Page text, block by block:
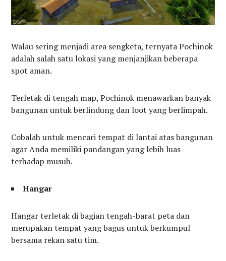
Walau sering menjadi area sengketa, ternyata Pochinok
adalah salah satu lokasi yang menjanjikan beberapa
spot aman.
Terletak di tengah map, Pochinok menawarkan banyak
bangunan untuk berlindung dan loot yang berlimpah.
Cobalah untuk mencari tempat di lantai atas bangunan
agar Anda memiliki pandangan yang lebih luas
terhadap musuh.
Hangar
Hangar terletak di bagian tengah-barat peta dan
merupakan tempat yang bagus untuk berkumpul
bersama rekan satu tim.